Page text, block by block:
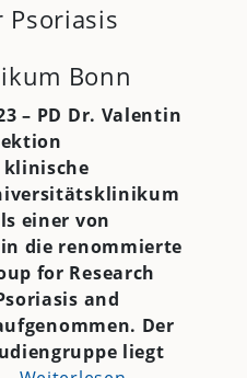
Psoriasis
Bonn
– PD Dr. Valentin
klinische
einer von
die renommierte
for Research
and
Der
liegt